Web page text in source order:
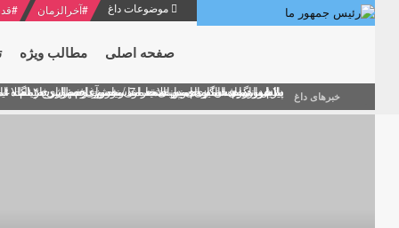
موضوعات داغ #آخرالزمان #
صفحه اصلی مطالب ویژه
خبرهای داغ منشور گفتمان امام و انقلاب - 7 /بخش دوم : شرح پیام ۱۰ خرداد ۱۳۶۹ امام خامنه ای/ فصل پنجم: حفظ عزّت و کرامت انقلابی
بازخوانی افشاگری سپهبد محمود منصور افسر ارشد
دلایل اهمیت سیزدهمین انتخابات ریاست جمهوری از نگاه
بیانات امام خامنه ای در سخنرانی نوروزی خطاب به ملت
پیام نوروزی امام خامنه ای به مناسبت آغاز سال ۱۴۰۰